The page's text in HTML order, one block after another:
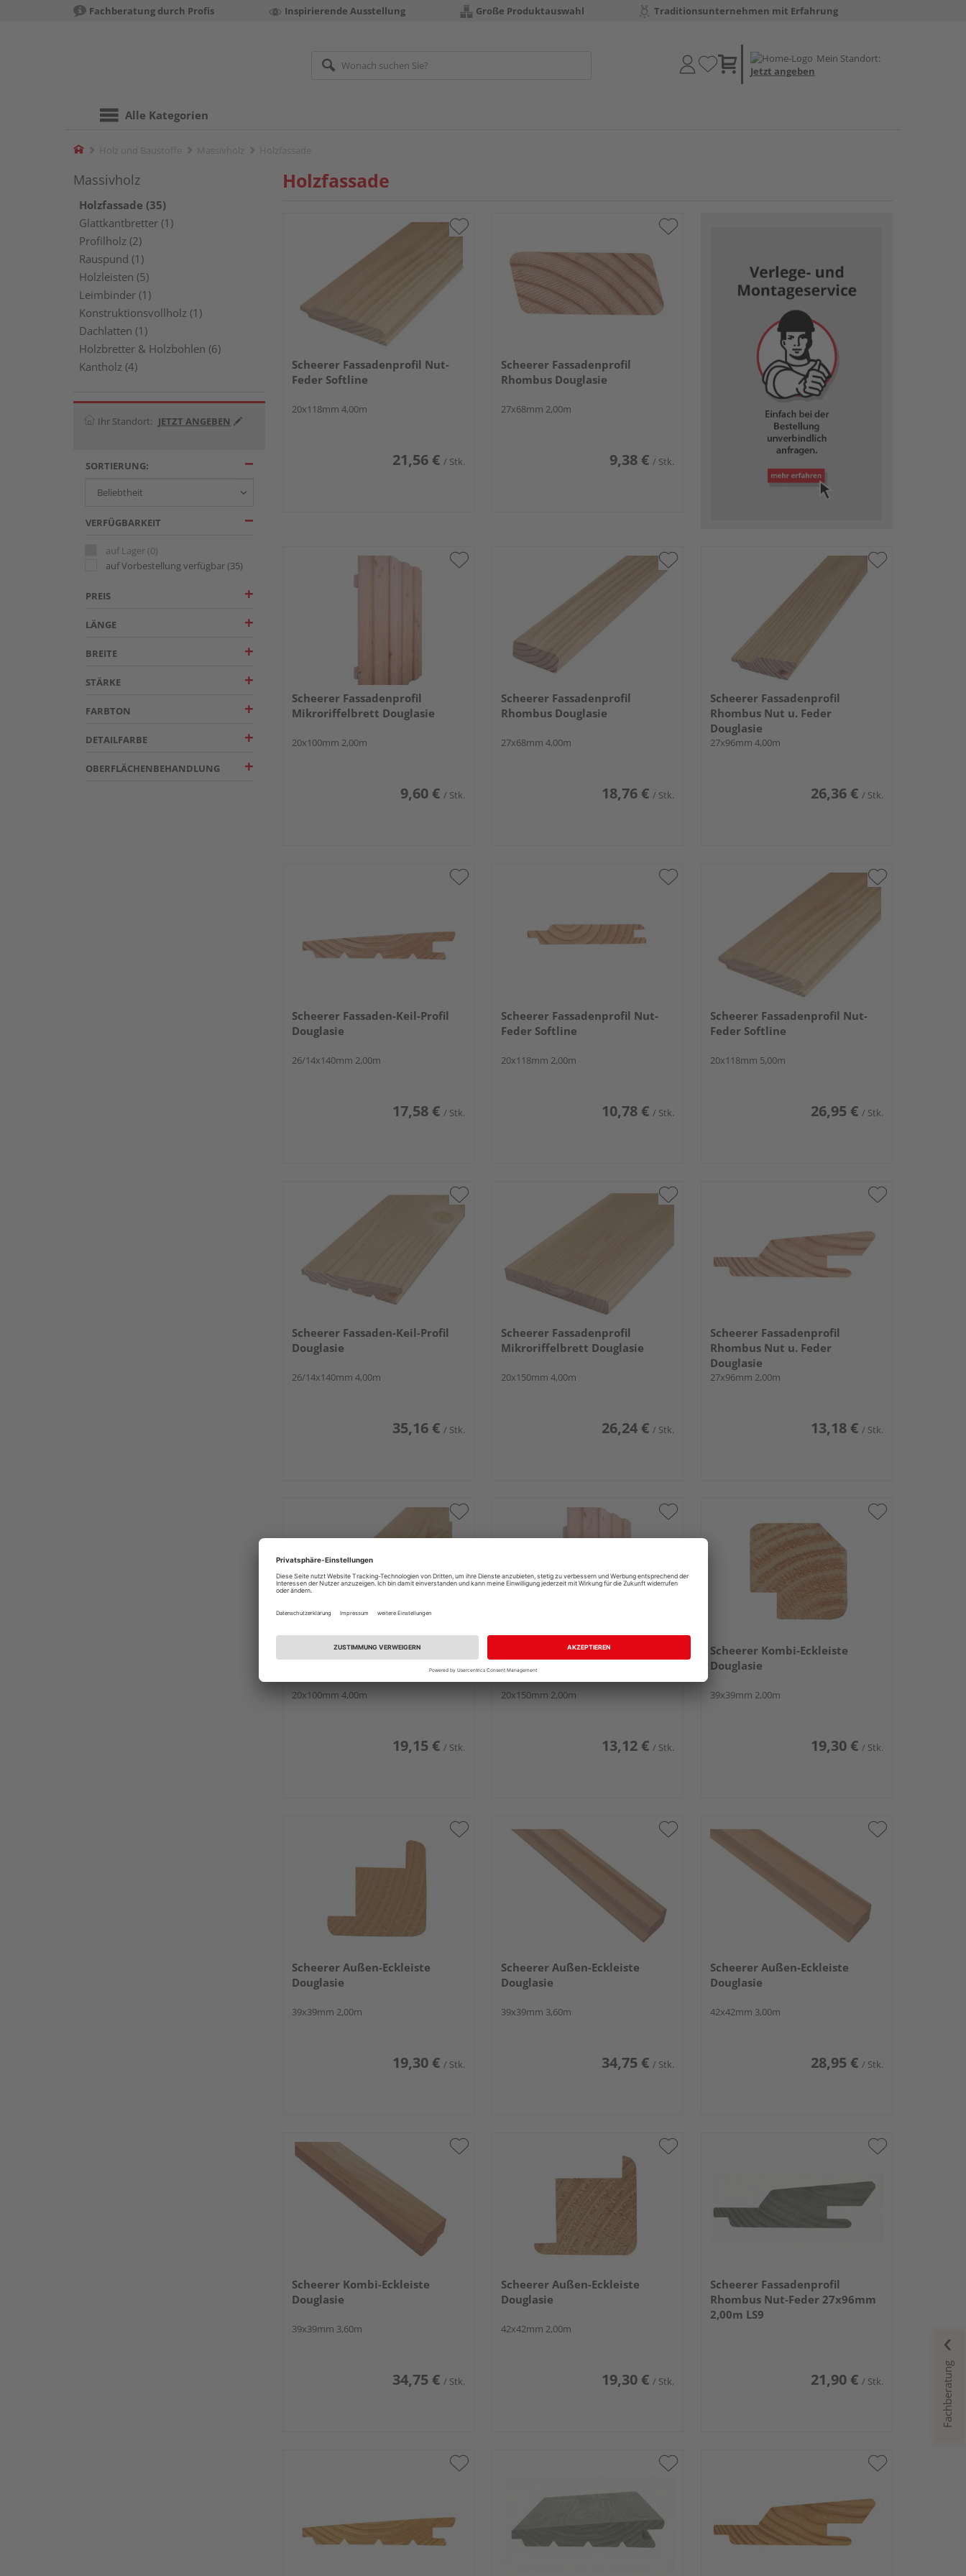
Fachberatung durch Profis Inspirierende Ausstellung Große Produktauswahl Traditionsunternehmen mit Erfahrung
Mein Standort:
Jetzt angeben
Alle Kategorien
Home
Massivholz
Holzfassade (35)
Glattkantbretter (1)
Profilholz (2)
Rauspund (1)
Holzleisten (5)
Leimbinder (1)
Konstruktionsvollholz (1)
Dachlatten (1)
Holzbretter & Holzbohlen (6)
Kantholz (4)
Ihr Standort: JETZT ANGEBEN
SORTIERUNG:
VERFÜGBARKEIT
auf Lager (0)
auf Vorbestellung verfügbar(35)
PREIS
LÄNGE
BREITE
STÄRKE
FARBTON
DETAILFARBE
OBERFLÄCHENBEHANDLUNG
Holzfassade
Scheerer Fassadenprofil Nut-
Feder Softline
20x118mm 4,00m
21,56 € / Stk.
Scheerer Fassadenprofil
Rhombus Douglasie
27x68mm 2,00m
9,38 € / Stk.
Scheerer Fassadenprofil
Mikroriffelbrett Douglasie
20x100mm 2,00m
9,60 € / Stk.
Scheerer Fassadenprofil
Rhombus Douglasie
27x68mm 4,00m
18,76 € / Stk.
Scheerer Fassadenprofil
Rhombus Nut u. Feder
Douglasie
27x96mm 4,00m
26,36 € / Stk.
Scheerer Fassaden-Keil-Profil
Douglasie
26/14x140mm 2,00m
17,58 € / Stk.
Scheerer Fassadenprofil Nut-
Feder Softline
20x118mm 2,00m
10,78 € / Stk.
Scheerer Fassadenprofil Nut-
Feder Softline
20x118mm 5,00m
26,95 € / Stk.
Scheerer Fassaden-Keil-Profil
Douglasie
26/14x140mm 4,00m
35,16 € / Stk.
Scheerer Fassadenprofil
Mikroriffelbrett Douglasie
20x150mm 4,00m
26,24 € / Stk.
Scheerer Fassadenprofil
Rhombus Nut u. Feder
Douglasie
27x96mm 2,00m
13,18 € / Stk.
Scheerer Fassadenprofil
Mikroriffelbrett Douglasie
20x100mm 4,00m
19,15 € / Stk.
Scheerer Fassadenprofil
Mikroriffelbrett Douglasie
20x150mm 2,00m
13,12 € / Stk.
Scheerer Kombi-Eckleiste
Douglasie
39x39mm 2,00m
19,30 € / Stk.
Scheerer Außen-Eckleiste
Douglasie
39x39mm 2,00m
19,30 € / Stk.
Scheerer Außen-Eckleiste
Douglasie
39x39mm 3,60m
34,75 € / Stk.
Scheerer Außen-Eckleiste
Douglasie
42x42mm 3,00m
28,95 € / Stk.
Scheerer Kombi-Eckleiste
Douglasie
39x39mm 3,60m
34,75 € / Stk.
Scheerer Außen-Eckleiste
Douglasie
42x42mm 2,00m
19,30 € / Stk.
Scheerer Fassadenprofil
Rhombus Nut-Feder 27x96mm
2,00m LS9
21,90 € / Stk. Fachberatung